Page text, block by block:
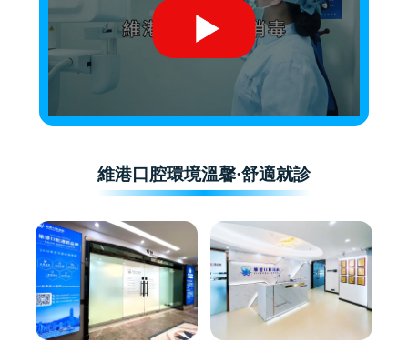
維港口腔環境溫馨·舒適就診